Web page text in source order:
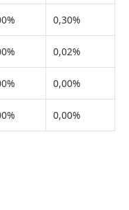
0,30%
0,02%
0,00%
0,00%